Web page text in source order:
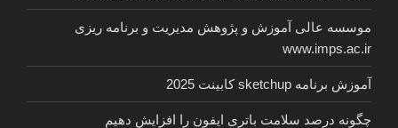
موسسه عالی آموزش و پژوهش مدیریت و برنامه ریزی
www.imps.ac.ir
آموزش برنامه sketchup کابینت 2025
چگونه درصد سلامت باتری ایفون را افزایش دهیم